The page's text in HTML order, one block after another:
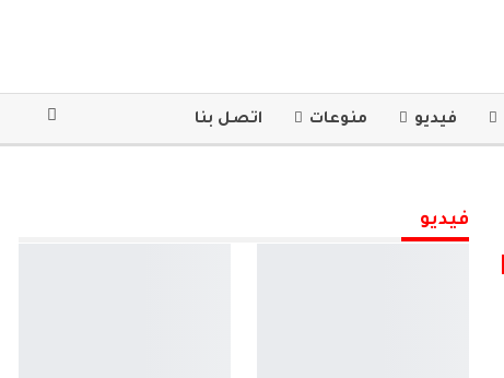
فيديو منوعات اتصل بنا
فيديو